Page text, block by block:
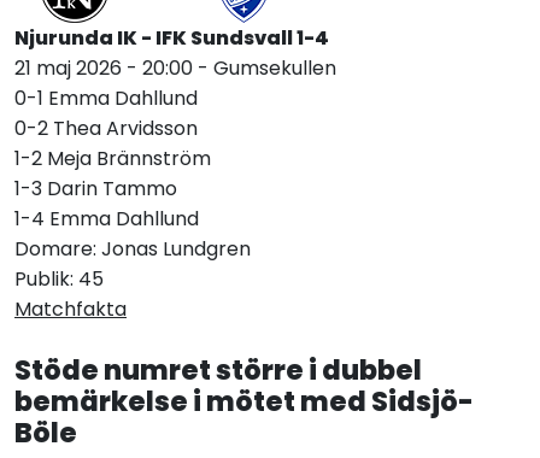
Njurunda IK - IFK Sundsvall 1-4
21 maj 2026 - 20:00 - Gumsekullen
0-1 Emma Dahllund
0-2 Thea Arvidsson
1-2 Meja Brännström
1-3 Darin Tammo
1-4 Emma Dahllund
Domare: Jonas Lundgren
Publik: 45
Matchfakta
Stöde numret större i dubbel
bemärkelse i mötet med Sidsjö-
Böle